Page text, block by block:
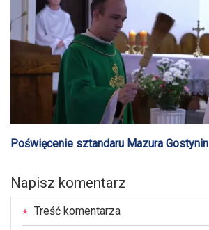
Poświęcenie sztandaru Mazura Gostynin
Napisz komentarz
Treść komentarza